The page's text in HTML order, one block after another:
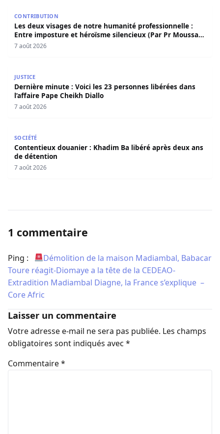
CONTRIBUTION
Les deux visages de notre humanité professionnelle :
Entre imposture et héroïsme silencieux (Par Pr Moussa
Seydi)
7 août 2026
JUSTICE
Dernière minute : Voici les 23 personnes libérées dans
l’affaire Pape Cheikh Diallo
7 août 2026
SOCIÉTÉ
Contentieux douanier : Khadim Ba libéré après deux ans
de détention
7 août 2026
1 commentaire
Ping :
Démolition de la maison Madiambal, Babacar
Toure réagit-Diomaye a la tête de la CEDEAO-
Extradition Madiambal Diagne, la France s’explique –
Core Afric
Laisser un commentaire
Votre adresse e-mail ne sera pas publiée. Les champs
obligatoires sont indiqués avec *
Commentaire*